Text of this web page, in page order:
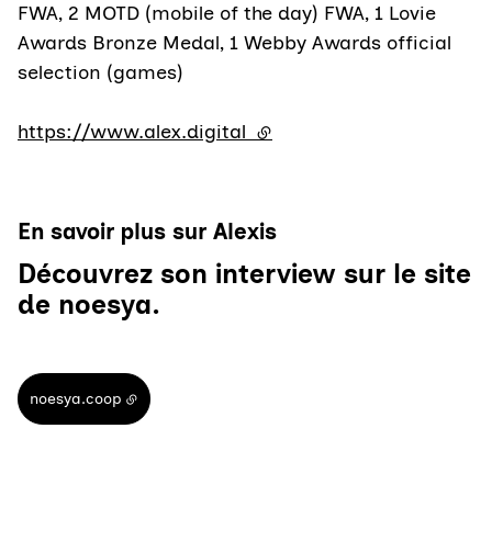
FWA, 2 MOTD (mobile of the day) FWA, 1 Lovie
Awards Bronze Medal, 1 Webby Awards official
selection (games)
https://www.alex.digital (lien externe)
En savoir plus sur Alexis
Découvrez son interview sur le site
de noesya.
noesya.coop